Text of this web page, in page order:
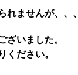
れませんが、、、
ざいました。
ください。